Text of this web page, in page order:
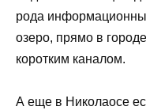
рода
озеро, прямо в
коротким каналом.
А еще в Николаосе